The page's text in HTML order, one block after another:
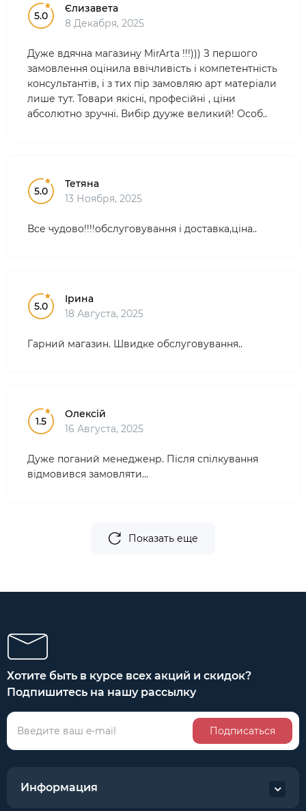
5.0
Єлизавета
8 Декабря, 2025
Дуже вдячна магазину MirArta !!!))) З першого
замовлення оцінила ввічливість і компетентність
консультантів, і з тих пір замовляю арт матеріали
лише тут. Товари якісні, професійні , ціни
абсолютно зручні. Вибір дууже великий! Особ..
5.0
Тетяна
13 Ноября, 2025
Все чудово!!!!обслуговування і доставка,ціна..
5.0
Ірина
18 Августа, 2025
Гарний магазин. Швидке обслуговування..
1.5
Олексій
16 Августа, 2025
Дуже поганий менедженр. Після спілкування
відмовився замовляти...
Показать еще
Хотите быть в курсе всех акций и скидок?
Подпишитесь на нашу рассылку
Подписаться
Информация